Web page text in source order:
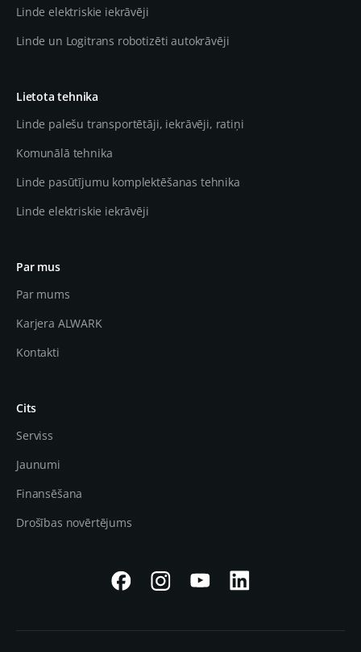
Linde elektriskie iekrāvēji
Linde un Logitrans robotizēti autokrāvēji
Lietota tehnika
Linde palešu transportētāji, iekrāvēji, ratiņi
Komunālā tehnika
Linde pasūtījumu komplektēšanas tehnika
Linde elektriskie iekrāvēji
Par mus
Par mums
Karjera ALWARK
Kontakti
Cits
Serviss
Jaunumi
Finansēšana
Drošības novērtējums